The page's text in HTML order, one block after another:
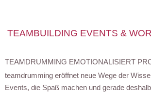
TEAMBUILDING EVENTS &
TEAMDRUMMING EMOTIONALISIERT
teamdrumming eröffnet neue Wege der
Events, die Spaß machen und gerade